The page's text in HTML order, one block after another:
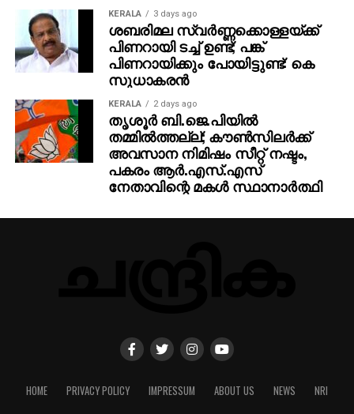
KERALA 3 days ago
ശബരിമല സ്വര്‍ണ്ണക്കൊള്ളയ്ക്ക്
പിണറായി ടച്ച് ഉണ്ട്; പങ്ക്
പിണറായിക്കും പോയിട്ടുണ്ട്: കെ
സുധാകരന്‍
KERALA 2 days ago
തൃശൂര്‍ ബി.ജെ.പിയില്‍
തമ്മില്‍ത്തല്ല്; കൗണ്‍സിലര്‍ക്ക്
അവസാന നിമിഷം സീറ്റ് നഷ്ടം,
പകരം ആര്‍.എസ്.എസ്
നേതാവിന്റെ മകള്‍ സ്ഥാനാര്‍ത്ഥി
HOME PRIVACY POLICY IMPRESSUM ABOUT US NEWS NRI